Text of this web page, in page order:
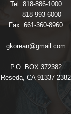
Tel. 818-886-1000
818-993-6000
Fax. 661-360-8960
gkorean@gmail.com
P.O. BOX 372382
Reseda, CA 91337-2382